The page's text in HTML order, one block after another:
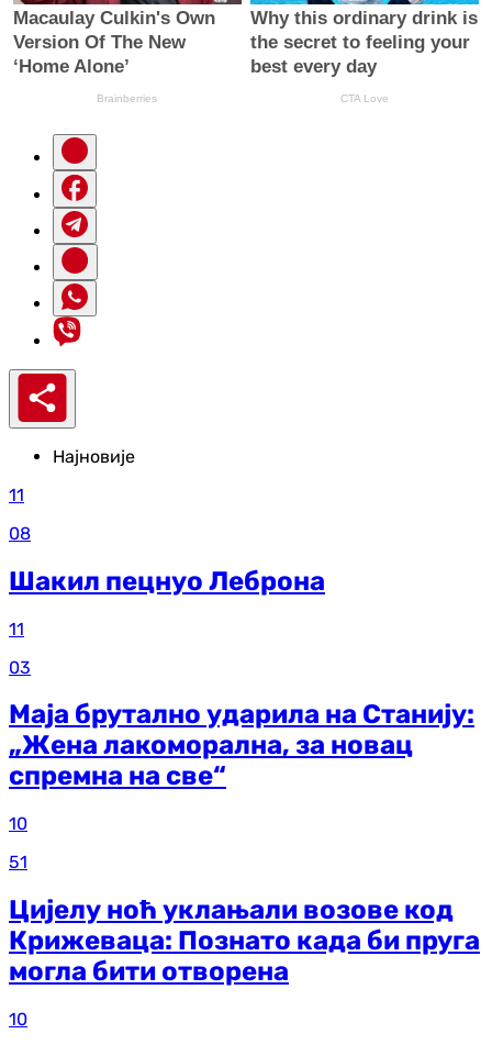
Најновије
11
08
Шакил пецнуо Леброна
11
03
Маја брутално ударила на Станију:
„Жена лакоморална, за новац
спремна на све“
10
51
Цијелу ноћ уклањали возове код
Крижеваца: Познато када би пруга
могла бити отворена
10